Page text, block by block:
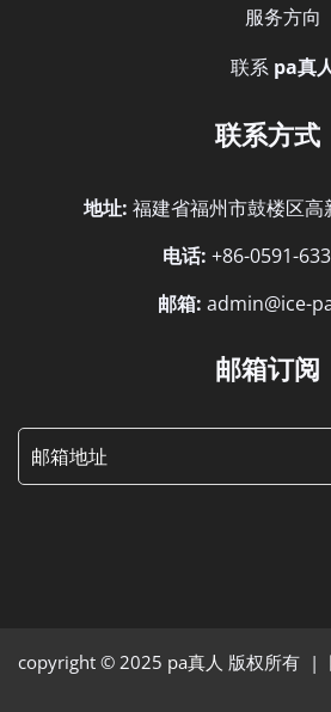
服务方向
联系 pa真
联系方式
地址: 福建省福州市鼓楼区
电话: +86-0591-
邮箱: admin@ice-
邮箱订阅
copyright © 2025 pa真人 版权所有 |